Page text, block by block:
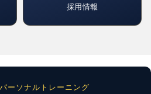
採用情報
ーソナルトレーニング